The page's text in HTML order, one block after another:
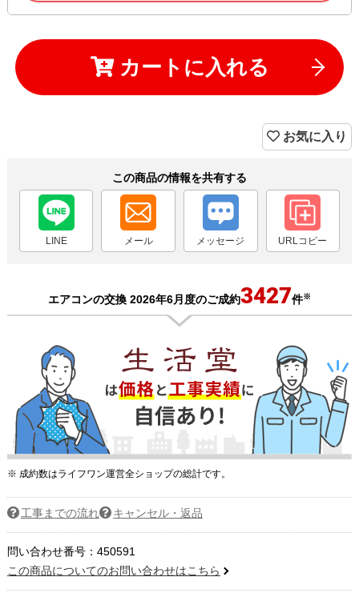
カートに入れる
お気に入り
この商品の情報を共有する
LINE メール メッセージ URLコピー
エアコンの交換 2026年6月度のご成約3427件※
※ 成約数はライフワン運営全ショップの総計です。
工事までの流れ キャンセル・返品
問い合わせ番号：450591
この商品についてのお問い合わせはこちら